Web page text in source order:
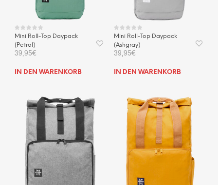
Mini Roll-Top Daypack
(Petrol)
39,95€
IN DEN WARENKORB
Mini Roll-Top Daypack
(Ashgray)
39,95€
IN DEN WARENKORB